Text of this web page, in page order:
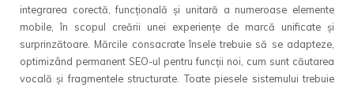
integrarea corectă, funcțională și unitară a numeroase elemente
mobile, în scopul creării unei experiențe de marcă unificate și
surprinzătoare. Mărcile consacrate însele trebuie să se adapteze,
optimizând permanent SEO-ul pentru funcții noi, cum sunt căutarea
vocală și fragmentele structurate. Toate piesele sistemului trebuie